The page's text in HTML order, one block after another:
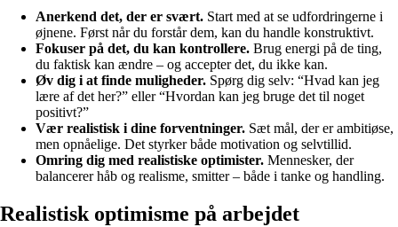
Anerkend det, der er svært. Start med at se udfordringerne i
øjnene. Først når du forstår dem, kan du handle konstruktivt.
Fokuser på det, du kan kontrollere. Brug energi på de ting,
du faktisk kan ændre – og accepter det, du ikke kan.
Øv dig i at finde muligheder. Spørg dig selv: “Hvad kan jeg
lære af det her?” eller “Hvordan kan jeg bruge det til noget
positivt?”
Vær realistisk i dine forventninger. Sæt mål, der er ambitiøse,
men opnåelige. Det styrker både motivation og selvtillid.
Omring dig med realistiske optimister. Mennesker, der
balancerer håb og realisme, smitter – både i tanke og handling.
Realistisk optimisme på arbejdet